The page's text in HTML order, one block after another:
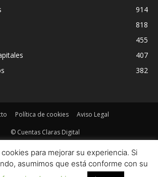
914
818
455
407
382
Política de cookies Aviso Legal
© Cuentas Claras Digital
para mejorar su experiencia. Si
asumimos que está conforme con su